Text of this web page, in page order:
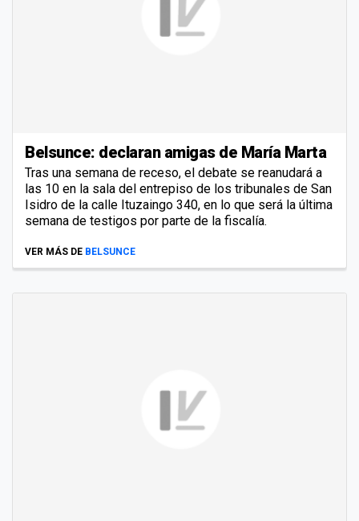
Belsunce: declaran amigas de María Marta
Tras una semana de receso, el debate se reanudará a
las 10 en la sala del entrepiso de los tribunales de San
Isidro de la calle Ituzaingo 340, en lo que será la última
semana de testigos por parte de la fiscalía.
VER MÁS DE BELSUNCE